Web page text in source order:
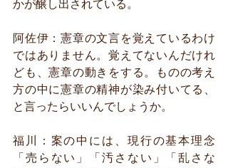
かが醸し出されている。
阿佐伊：憲章の文言を覚えているわけ
ではありません。覚えてないんだけれ
ども、憲章の動きをする。ものの考え
方の中に憲章の精神が染み付いてる、
と言ったらいいんでしょうか。
福川：案の中には、現行の基本理念
「売らない」「汚さない」「乱さな